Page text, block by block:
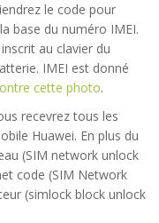
le code pour
base du numéro IMEI.
au clavier du
IMEI est donné
cette photo.
recevrez tous les
Huawei. En plus du
(SIM network unlock
code (SIM Network
(simlock block unlock